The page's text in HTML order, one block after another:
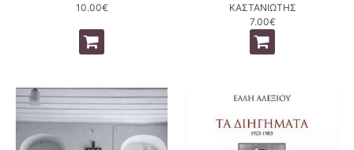
10.00€
ΚΑΣΤΑΝΙΩΤΗΣ
7.00€